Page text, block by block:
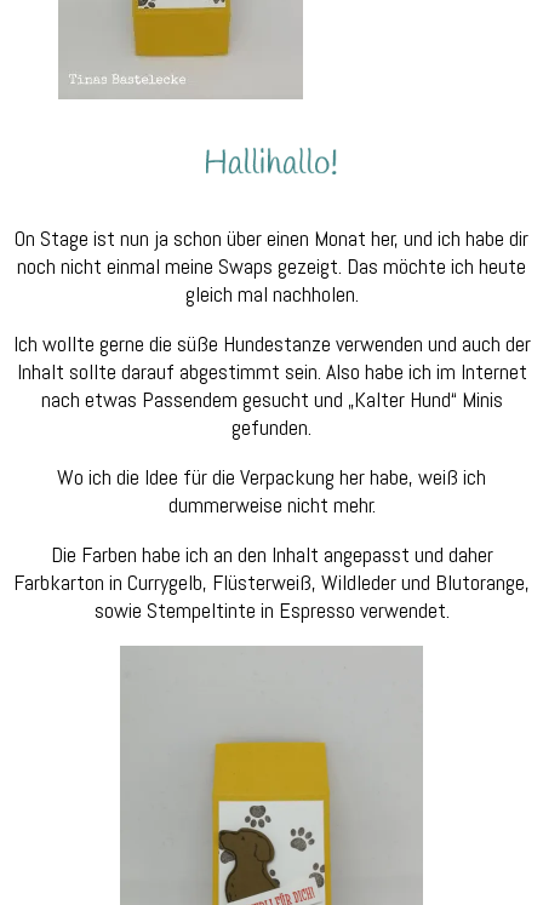
On Stage ist nun ja schon über einen Monat her, und ich habe dir
noch nicht einmal meine Swaps gezeigt. Das möchte ich heute
gleich mal nachholen.
Ich wollte gerne die süße Hundestanze verwenden und auch der
Inhalt sollte darauf abgestimmt sein. Also habe ich im Internet
nach etwas Passendem gesucht und „Kalter Hund“ Minis
gefunden.
Wo ich die Idee für die Verpackung her habe, weiß ich
dummerweise nicht mehr.
Die Farben habe ich an den Inhalt angepasst und daher
Farbkarton in Currygelb, Flüsterweiß, Wildleder und Blutorange,
sowie Stempeltinte in Espresso verwendet.